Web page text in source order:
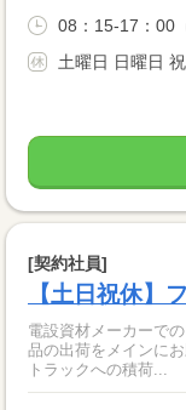
08：15-17：00
土曜日 日曜日
[契約社員]
【土日祝休】
電設資材メーカーで
品の出荷をメインに
トラックへの積荷...